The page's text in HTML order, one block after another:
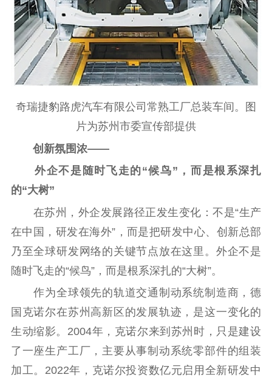
奇瑞捷豹路虎汽车有限公司常熟工厂总装车间。图
片为苏州市委宣传部提供
创新氛围浓——
外企不是随时飞走的“候鸟”，而是根系深扎
的“大树”
在苏州，外企发展路径正发生变化：不是“生产
在中国，研发在海外”，而是把研发中心、创新总部
乃至全球研发网络的关键节点放在这里。外企不是
随时飞走的“候鸟”，而是根系深扎的“大树”。
作为全球领先的轨道交通制动系统制造商，德
国克诺尔在苏州高新区的发展轨迹，是这一变化的
生动缩影。2004年，克诺尔来到苏州时，只是建设
了一座生产工厂，主要从事制动系统零部件的组装
加工。2022年，克诺尔投资数亿元启用全新研发中